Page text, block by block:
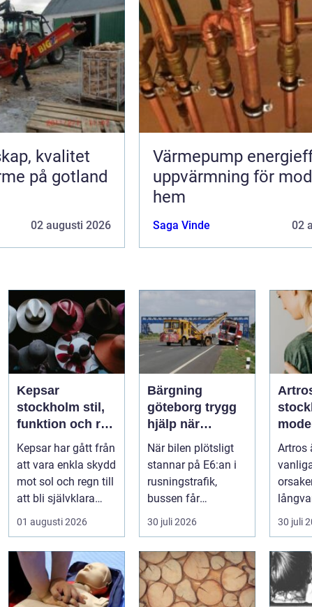
på gotland
02 augusti 2026
Värmepump energieffektiv
uppvärmning för
hem
Saga Vinde 02
Kepsar
stockholm stil,
funktion och rätt
val för varje
huvud
Kepsar har gått från
att vara enkla skydd
mot sol och regn till
att bli självklara
modeplagg i stors...
01 augusti 2026
Bärgning
göteborg trygg
hjälp när
fordonet stannar
När bilen plötsligt
stannar på E6:an i
rusningstrafik,
bussen får
motorhaveri vid
hållplatsen eller ...
30 juli 2026
och
Artros
leder
S...
30 juli